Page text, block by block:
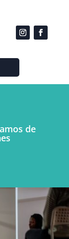
de